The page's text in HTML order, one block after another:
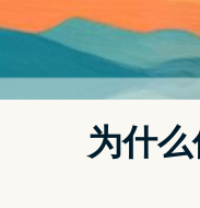
重点文章
严选 Black
的快闪优惠